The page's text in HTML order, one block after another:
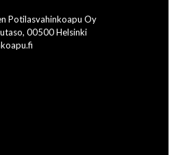
Potilasvahinkoapu Oy
00500 Helsinki